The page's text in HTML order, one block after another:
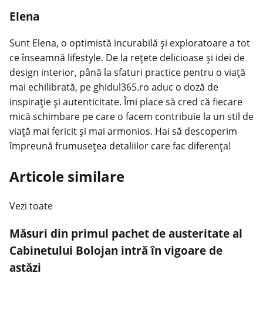
Elena
Sunt Elena, o optimistă incurabilă și exploratoare a tot
ce înseamnă lifestyle. De la rețete delicioase și idei de
design interior, până la sfaturi practice pentru o viață
mai echilibrată, pe ghidul365.ro aduc o doză de
inspirație și autenticitate. Îmi place să cred că fiecare
mică schimbare pe care o facem contribuie la un stil de
viață mai fericit și mai armonios. Hai să descoperim
împreună frumusețea detaliilor care fac diferența!
Articole similare
Vezi toate
Măsuri din primul pachet de austeritate al
Cabinetului Bolojan intră în vigoare de
astăzi